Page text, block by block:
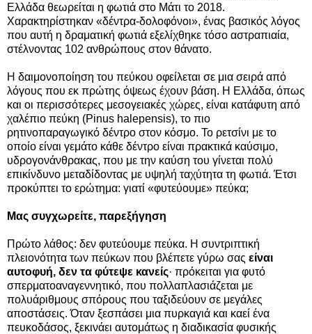
Ελλάδα θεωρείται η φωτιά στο Μάτι το 2018.
Χαρακτηρίστηκαν «δέντρα-δολοφόνοι», ένας βασικός λόγος
που αυτή η δραματική φωτιά εξελίχθηκε τόσο αστραπιαία,
στέλνοντας 102 ανθρώπους στον θάνατο.
Η δαιμονοποίηση του πεύκου οφείλεται σε μια σειρά από
λόγους που εκ πρώτης όψεως έχουν βάση. Η Ελλάδα, όπως
και οι περισσότερες μεσογειακές χώρες, είναι κατάφυτη από
χαλέπιο πεύκη (Pinus halepensis), το πιο
ρητινοπαραγωγικό δέντρο στον κόσμο. Το ρετσίνι με το
οποίο είναι γεμάτο κάθε δέντρο είναι πρακτικά καύσιμο,
υδρογονάνθρακας, που με την καύση του γίνεται πολύ
επικίνδυνο μεταδίδοντας με υψηλή ταχύτητα τη φωτιά. Έτσι
προκύπτει το ερώτημα: γιατί «φυτεύουμε» πεύκα;
Μας συγχωρείτε, παρεξήγηση
Πρώτο λάθος: δεν φυτεύουμε πεύκα. Η συντριπτική
πλειονότητα των πεύκων που βλέπετε γύρω σας είναι
αυτοφυή, δεν τα φύτεψε κανείς· πρόκειται για φυτό
σπερματοαναγεννητικό, που πολλαπλασιάζεται με
πολυάριθμους σπόρους που ταξιδεύουν σε μεγάλες
αποστάσεις. Όταν ξεσπάσει μια πυρκαγιά και καεί ένα
πευκοδάσος, ξεκινάει αυτομάτως η διαδικασία φυσικής